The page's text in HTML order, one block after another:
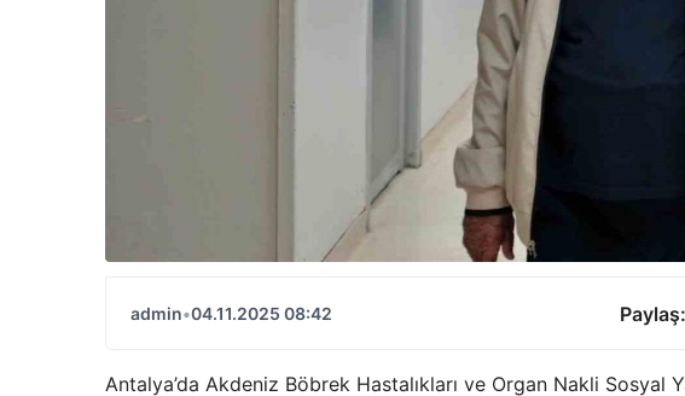
admin•04.11.2025 08:42 Paylaş:
Antalya’da Akdeniz Böbrek Hastalıkları ve Organ Nakli Sosyal